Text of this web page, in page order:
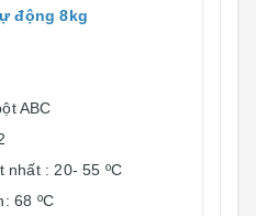
động 8kg
ABC
nhất : 20- 55 ºC
68 ºC